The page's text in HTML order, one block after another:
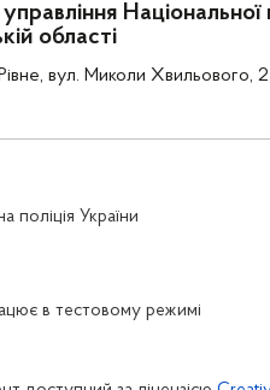
Національної
області
вул. Миколи Хвильового, 2
поліція України
в тестовому режимі